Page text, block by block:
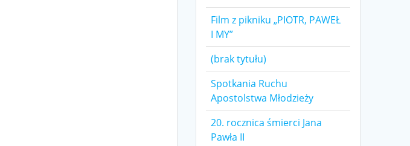
Film z pikniku „PIOTR, PAWEŁ
I MY”
(brak tytułu)
Spotkania Ruchu
Apostolstwa Młodzieży
20. rocznica śmierci Jana
Pawła II